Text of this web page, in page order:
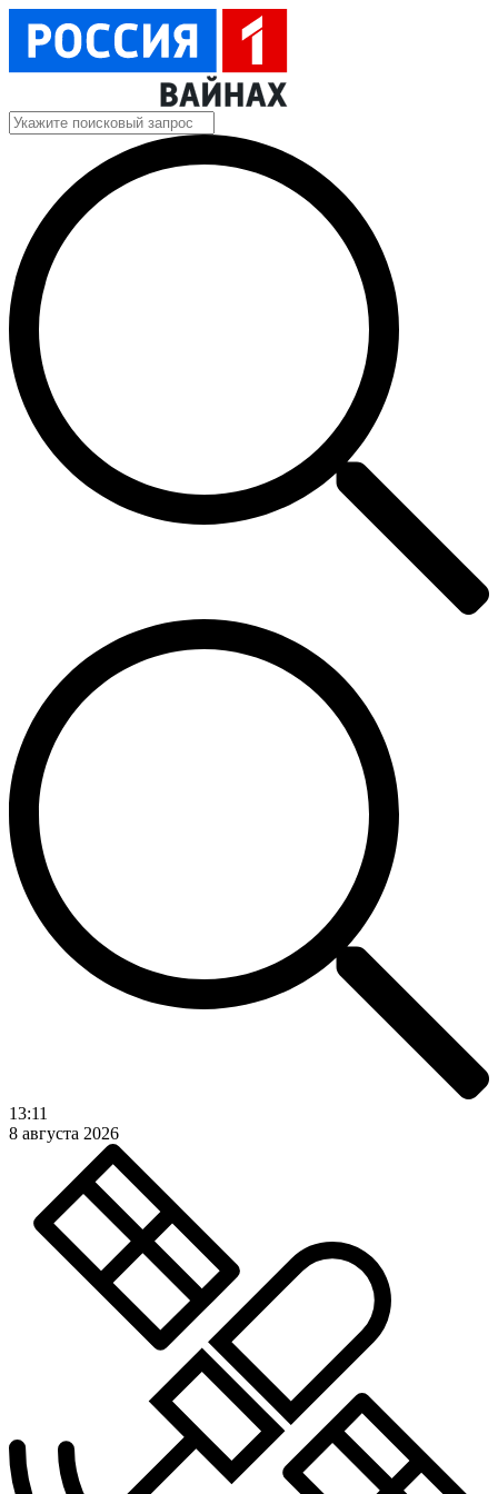
13:11
8 августа 2026